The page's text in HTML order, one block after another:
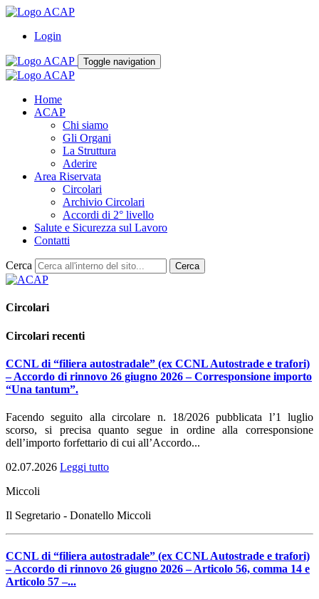
Login
Toggle navigation
Home
ACAP
Chi siamo
Gli Organi
La Struttura
Aderire
Area Riservata
Circolari
Archivio Circolari
Accordi di 2° livello
Salute e Sicurezza sul Lavoro
Contatti
Cerca Cerca
Circolari
Circolari recenti
CCNL di “filiera autostradale” (ex CCNL Autostrade e trafori)
– Accordo di rinnovo 26 giugno 2026 – Corresponsione importo
“Una tantum”.
Facendo seguito alla circolare n. 18/2026 pubblicata l’1 luglio
scorso, si precisa quanto segue in ordine alla corresponsione
dell’importo forfettario di cui all’Accordo...
02.07.2026 Leggi tutto
Miccoli
Il Segretario - Donatello Miccoli
CCNL di “filiera autostradale” (ex CCNL Autostrade e trafori)
– Accordo di rinnovo 26 giugno 2026 – Articolo 56, comma 14 e
Articolo 57 –...